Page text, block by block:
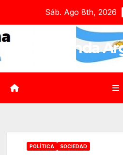
contenido
Sáb. Ago 8th, 2026
Agenda
POLÍTICA SOCIEDAD